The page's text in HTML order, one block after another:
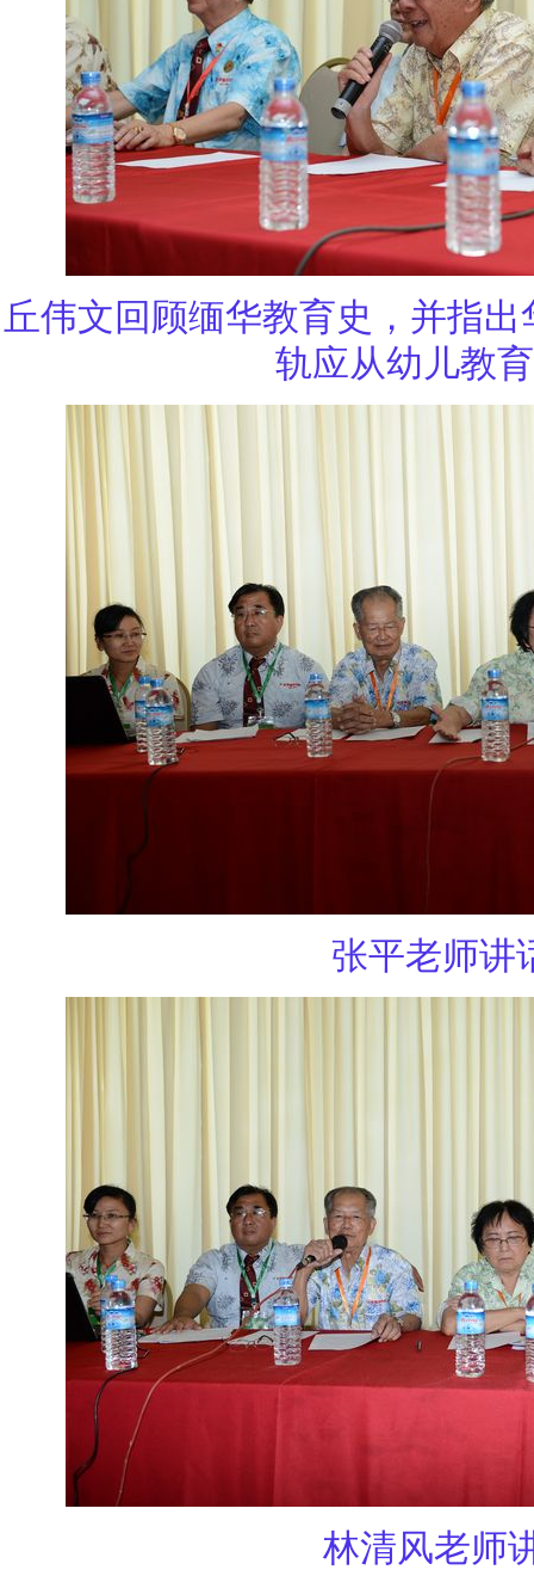
丘伟文回顾缅华教育史，并指
轨应从幼儿教
张平老师讲
林清风老师